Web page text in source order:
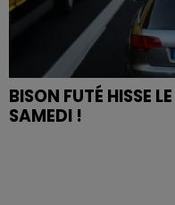
BISON FUTÉ HISSE
SAMEDI !